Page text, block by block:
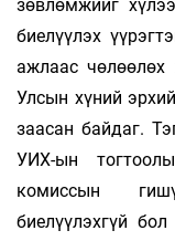
зөвлөмжийг
биелүүлэх
ажлаас чөлөөлөх
Улсын хүний
заасан байдаг.
УИХ-ын
комиссын
биелүүлэхгүй